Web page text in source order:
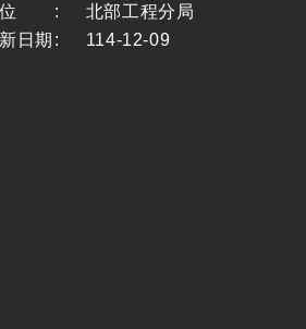
:
北部工程分局
日期 : 114-12-09